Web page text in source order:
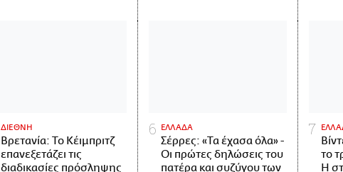
ΔΙΕΘΝΗ
Βρετανία: Το Κέιμπριτζ
επανεξετάζει τις
διαδικασίες πρόσληψης
ΕΛΛΑΔΑ
Σέρρες: «Τα έχασα όλα» -
Οι πρώτες δηλώσεις του
πατέρα και συζύγου των
το
Η